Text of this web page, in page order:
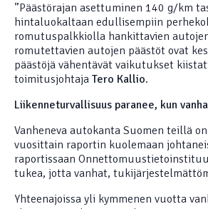
”Päästörajan asettuminen 140 g/km
hintaluokaltaan edullisempiin
romutuspalkkiolla hankittavien
romutettavien autojen päästöt ovat
päästöjä vähentävät vaikutukset
toimitusjohtaja Tero Kallio.
Liikenneturvallisuus paranee, kun
Vanheneva autokanta Suomen teillä
vuosittain raportin kuolemaan
raportissaan
tukea, jotta vanhat,
Yhteenajoissa yli kymmenen vuotta